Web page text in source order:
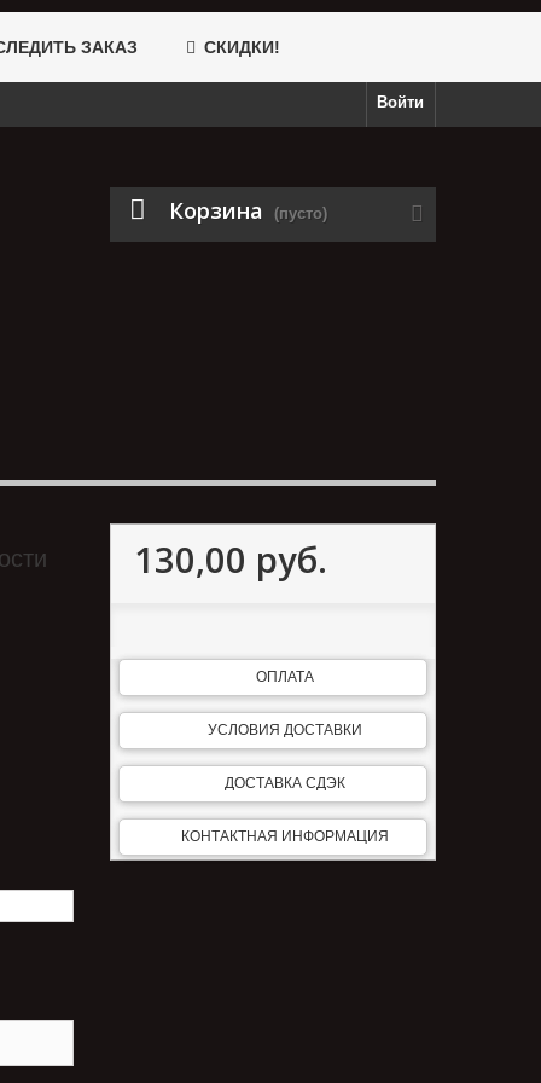
ЗАКАЗ СКИДКИ!
Войти
Корзина (пусто)
130,00 руб.
ОПЛАТА
УСЛОВИЯ ДОСТАВКИ
ДОСТАВКА СДЭК
КОНТАКТНАЯ ИНФОРМАЦИЯ